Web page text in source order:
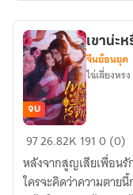
เช่น
นี้
เขา
น่ะ
หรือ
จบ
เขาน่ะ
จีนย้อนยุค
ไฉ่เลี่ยงหรง
9726.82K 1910 (0)
หลังจากสูญเสียเพื่อนรั
ใครจะคิดว่าความตาย